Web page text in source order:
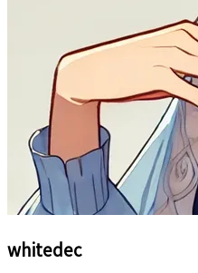
whitedec